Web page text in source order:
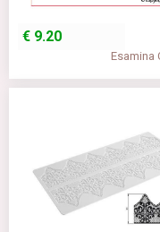
€ 9.20
Esamina